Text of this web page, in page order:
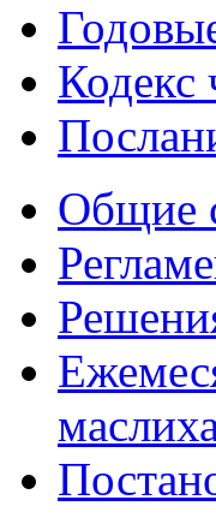
Кодекс
Общие